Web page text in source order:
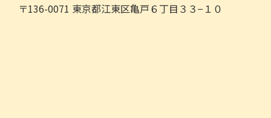
〒136-0071 東京都江東区亀戸６丁目３３−１０
ゲ